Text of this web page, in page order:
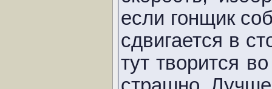
если гонщик
сдвигается в
тут творится